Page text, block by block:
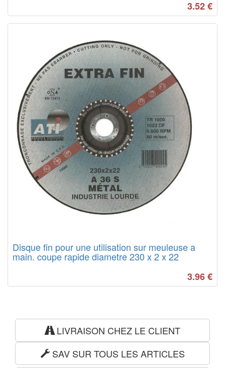
3.52€
Disque fin pour une utilisation sur meuleuse a
main. coupe rapide diametre 230 x 2 x 22
3.96€
LIVRAISON CHEZ LE CLIENT
SAV SUR TOUS LES ARTICLES